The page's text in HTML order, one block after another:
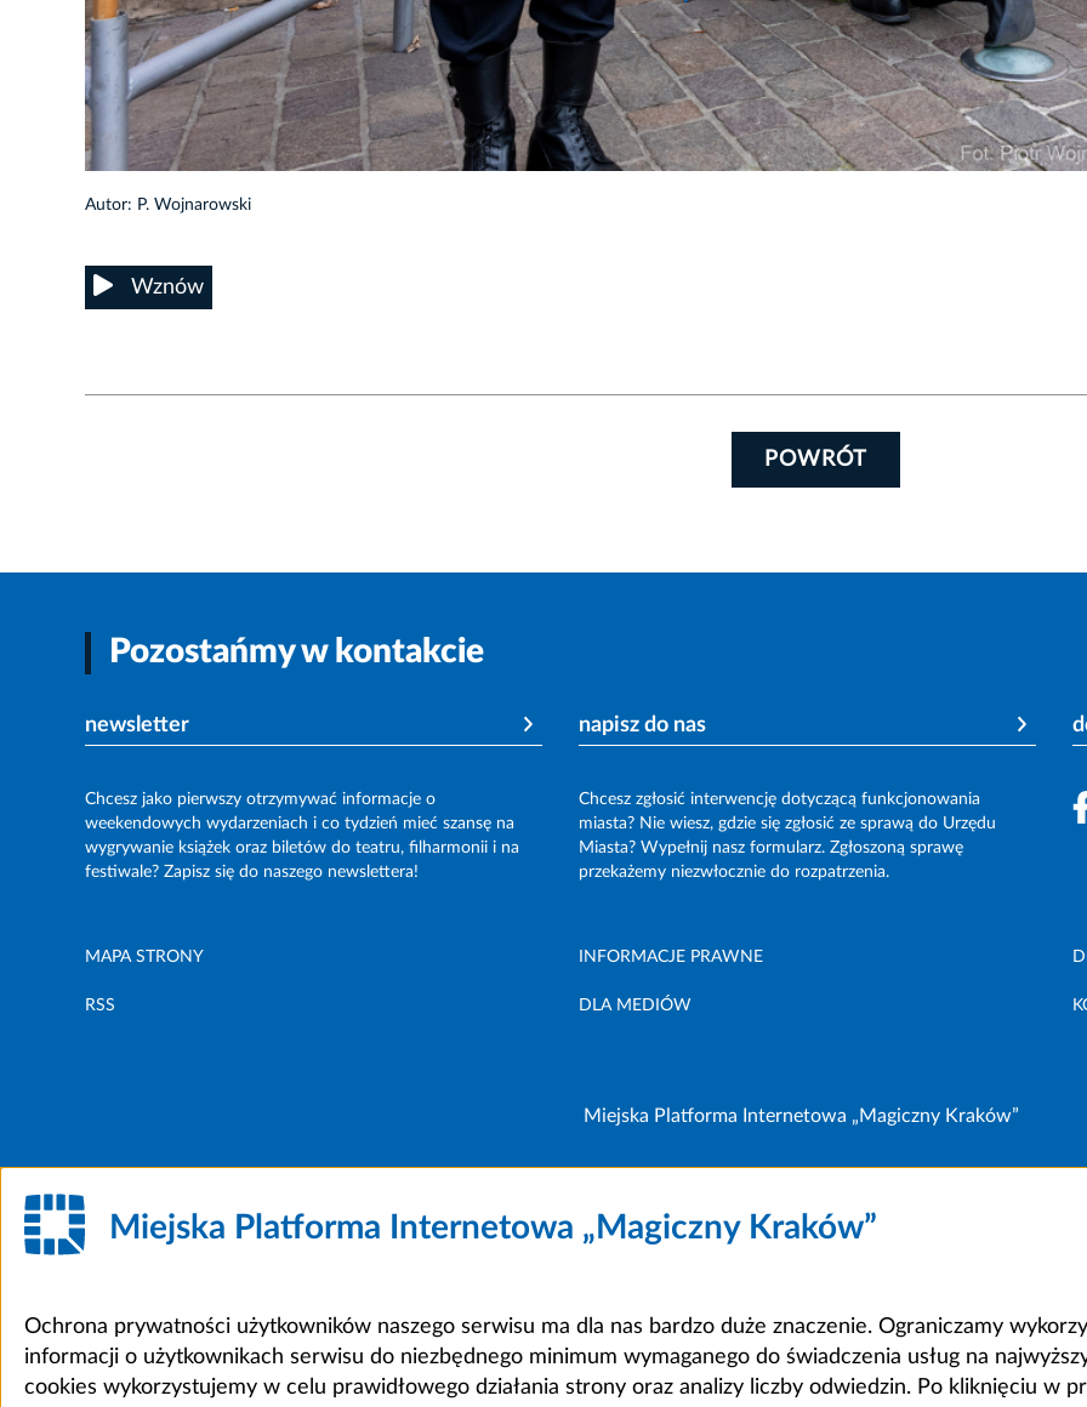
Autor: P. Wojnarowski
Wznów
POWRÓT
Pozostańmy w kontakcie
newsletter
Chcesz jako pierwszy otrzymywać informacje o
weekendowych wydarzeniach i co tydzień mieć szansę na
wygrywanie książek oraz biletów do teatru, filharmonii i na
festiwale? Zapisz się do naszego newslettera!
napisz do nas
Chcesz zgłosić interwencję dotyczącą funkcjonowania
miasta? Nie wiesz, gdzie się zgłosić ze sprawą do Urzędu
Miasta? Wypełnij nasz formularz. Zgłoszoną sprawę
przekażemy niezwłocznie do rozpatrzenia.
MAPA STRONY INFORMACJE PRAWNE
RSS DLA MEDIÓW
Miejska Platforma Internetowa „Magiczny Kraków”
Miejska Platforma Internetowa „Magiczny Kraków”
Ochrona prywatności użytkowników naszego serwisu ma dla nas bardzo duże znaczenie. Ograniczamy
informacji o użytkownikach serwisu do niezbędnego minimum wymaganego do świadczenia usług na
cookies wykorzystujemy w celu prawidłowego działania strony oraz analizy liczby odwiedzin. Po kliknięciu w